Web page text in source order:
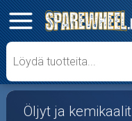
✕
Mopon osat
Skootterin osat
Öljyt ja kemikaalit